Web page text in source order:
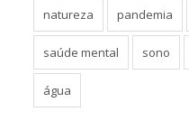
natureza pandemia
saúde mental sono
água